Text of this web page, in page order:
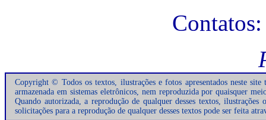
Copyright © Todos os textos, ilustrações e fotos apresentados neste
armazenada em sistemas eletrônicos, nem reproduzida por quaisquer
Quando autorizada, a reprodução de qualquer desses textos,
solicitações para a reprodução de qualquer desses textos pode ser feita